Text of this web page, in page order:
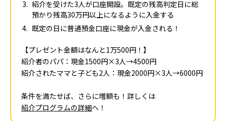
紹介を受けた3人が口座開設。既定の残高判定日に総
預かり残高30万円以上になるように入金する
既定の日に普通預金口座に現金が入金される！
【プレゼント金額はなんと1万500円！】
紹介者のパパ：現金1500円×3人→4500円
紹介されたママと子ども2人：現金2000円×3人→6000円
条件を満たせば、さらに増額も！詳しくは
紹介プログラムの詳細へ！